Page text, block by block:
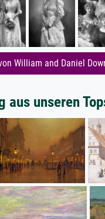
William and Daniel
aus unseren